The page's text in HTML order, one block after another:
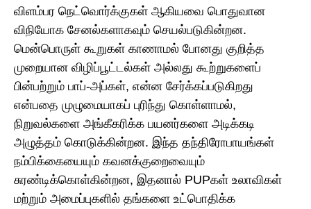
விளம்பர நெட்வொர்க்குகள் ஆகியவை பொதுவான
விநியோக சேனல்களாகவும் செயல்படுகின்றன.
மென்பொருள் கூறுகள் காணாமல் போனது குறித்த
முறையான விழிப்பூட்டல்கள் அல்லது கூற்றுகளைப்
பின்பற்றும் பாப்-அப்கள், என்ன சேர்க்கப்படுகிறது
என்பதை முழுமையாகப் புரிந்து கொள்ளாமல்,
நிறுவல்களை அங்கீகரிக்க பயனர்களை அடிக்கடி
அழுத்தம் கொடுக்கின்றன. இந்த தந்திரோபாயங்கள்
நம்பிக்கையையும் கவனக்குறைவையும்
சுரண்டிக்கொள்கின்றன, இதனால் PUPகள் உலாவிகள்
மற்றும் அமைப்புகளில் தங்களை உட்பொதிக்க